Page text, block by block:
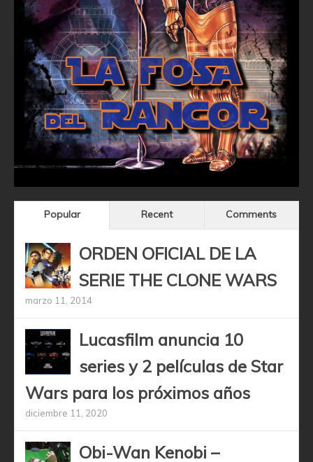
Popular Recent Comments
ORDEN OFICIAL DE LA
SERIE THE CLONE WARS
marzo 11, 2014
Lucasfilm anuncia 10
series y 2 películas de Star
Wars para los próximos años
diciembre 11, 2020
Obi-Wan Kenobi –